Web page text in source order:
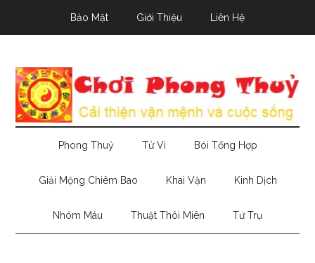
Bảo Mật Giới Thiệu Liên Hệ
Phong Thuỷ Tử Vi Bói Tổng Hợp
Giải Mộng Chiêm Bao Khai Vận Kinh Dịch
Nhóm Máu Thuật Thôi Miên Tứ Trụ